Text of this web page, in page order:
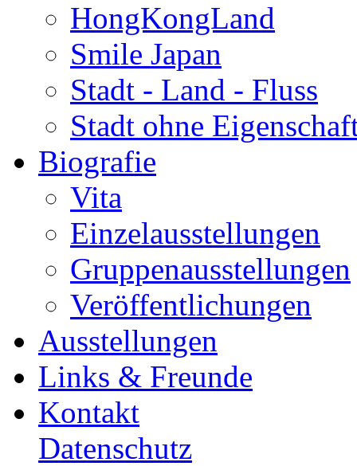
HongKongLand
Smile Japan
Stadt - Land - Fluss
Stadt ohne
Biografie
Vita
Einzelausstellungen
Gruppenausstellungen
Veröffentlichungen
Ausstellungen
Links & Freunde
Kontakt
Datenschutz